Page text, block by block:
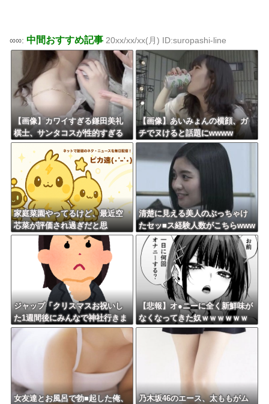
∞∞: 中間おすすめ記事 20xx/xx/xx(月) ID:suropashi-line
【画像】カワイすぎる鎌田美礼
棋士、サンタコスが性的すぎる
【画像】あいみょんの横顔、ガ
チでヌけると話題にwwww
家庭菜園やってるけど、最近空
芯菜が評価され過ぎだと思
う！！！！！
清楚に見える美人のぶっちゃけ
たセッ■ス経験人数がこちらwww
wwwww
ジャップ「クリスマスお祝いし
た1週間後にみんなで神社行きま
す」←これ
【悲報】オ●ニーに全く新鮮味が
なくなってきた奴ｗｗｗｗｗｗ
ｗｗｗｗ
女友達とお風呂で勃■起した俺、
乃木坂46のエース、太ももがム